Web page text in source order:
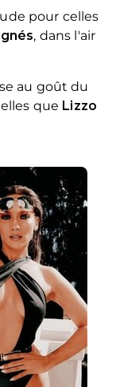
pour celles
, dans l'air
au goût du
que Lizzo